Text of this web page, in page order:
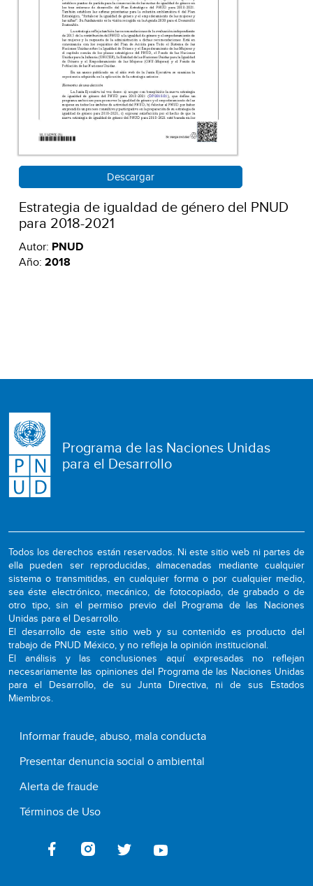
Descargar
Estrategia de igualdad de género del PNUD
para 2018-2021
Autor: PNUD
Año: 2018
Programa de las Naciones Unidas
para el Desarrollo
Todos los derechos están reservados. Ni este sitio web ni partes de
ella pueden ser reproducidas, almacenadas mediante cualquier
sistema o transmitidas, en cualquier forma o por cualquier medio,
sea éste electrónico, mecánico, de fotocopiado, de grabado o de
otro tipo, sin el permiso previo del Programa de las Naciones
Unidas para el Desarrollo.
El desarrollo de este sitio web y su contenido es producto del
trabajo de PNUD México, y no refleja la opinión institucional.
El análisis y las conclusiones aquí expresadas no reflejan
necesariamente las opiniones del Programa de las Naciones Unidas
para el Desarrollo, de su Junta Directiva, ni de sus Estados
Miembros.
Informar fraude, abuso, mala conducta
Presentar denuncia social o ambiental
Alerta de fraude
Términos de Uso